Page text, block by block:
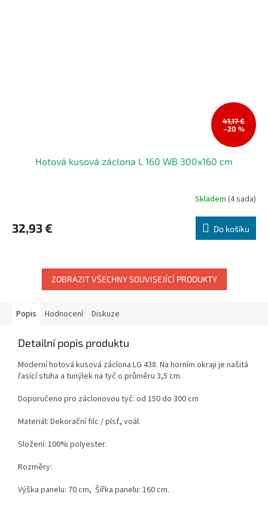
41,17 €
–20 %
Hotová kusová záclona L 160 WB 300x160 cm
Skladem (4 sada)
32,93 € Do košíku
ZOBRAZIT VŠECHNY SOUVISEJÍCÍ PRODUKTY
Popis Hodnocení Diskuze
Detailní popis produktu
Moderní hotová kusová záclona LG 438. Na horním okraji je našitá
řasící stuha a tunýlek na tyč o průměru 3,5 cm.
Doporučeno pro záclonovou tyč: od 150 do 300 cm
Materiál: Dekorační filc / plsť, voál.
Složení: 100% polyester.
Rozměry:
Výška panelu: 70 cm, Šířka panelu: 160 cm.